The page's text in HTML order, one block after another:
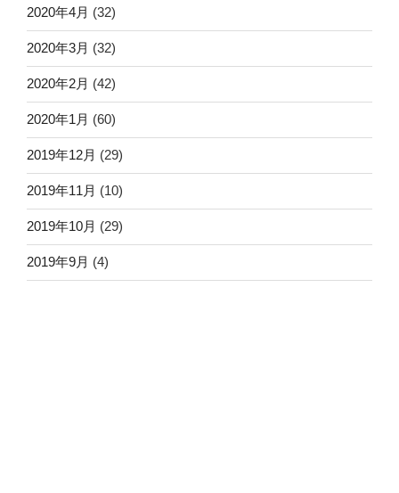
2020年4月 (32)
2020年3月 (32)
2020年2月 (42)
2020年1月 (60)
2019年12月 (29)
2019年11月 (10)
2019年10月 (29)
2019年9月 (4)